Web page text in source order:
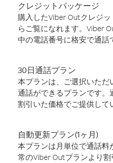
クレジットパッケージ
購入したViber Outクレジ
らご覧になれます。Viber
中の電話番号に格安で通話
30日通話プラン
本プランは、ご選択いただ
通話ができるプランです。
割引いた価格でご提供して
自動更新プラン(1ヶ月)
本プランは月単位で通話料
常のViber Outプランより